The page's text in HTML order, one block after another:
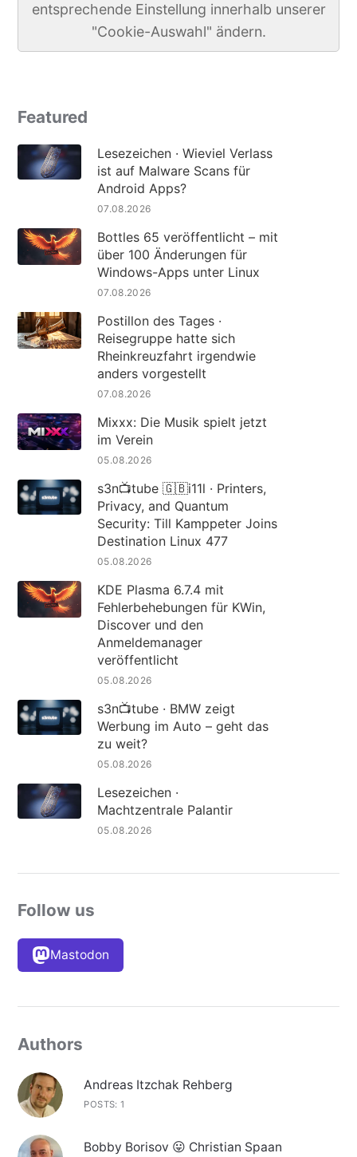
entsprechende Einstellung innerhalb unserer
"Cookie-Auswahl" ändern.
Featured
Lesezeichen · Wieviel Verlass
ist auf Malware Scans für
Android Apps?
07.08.2026
Bottles 65 veröffentlicht – mit
über 100 Änderungen für
Windows-Apps unter Linux
07.08.2026
Postillon des Tages ·
Reisegruppe hatte sich
Rheinkreuzfahrt irgendwie
anders vorgestellt
07.08.2026
Mixxx: Die Musik spielt jetzt
im Verein
05.08.2026
s3n📺tube 🇬🇧i11l · Printers,
Privacy, and Quantum
Security: Till Kamppeter Joins
Destination Linux 477
05.08.2026
KDE Plasma 6.7.4 mit
Fehlerbehebungen für KWin,
Discover und den
Anmeldemanager
veröffentlicht
05.08.2026
s3n📺tube · BMW zeigt
Werbung im Auto – geht das
zu weit?
05.08.2026
Lesezeichen ·
Machtzentrale Palantir
05.08.2026
Follow us
Mastodon
Authors
Andreas Itzchak Rehberg
POSTS: 1
Bobby Borisov 😛 Christian Spaan